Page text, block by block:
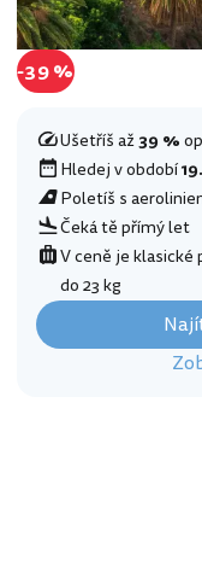
-39 %
Ušetříš až39 %
Hledej v období
Poletíš s
Čeká tě přímý let
V ceně je klasické
do 23 kg